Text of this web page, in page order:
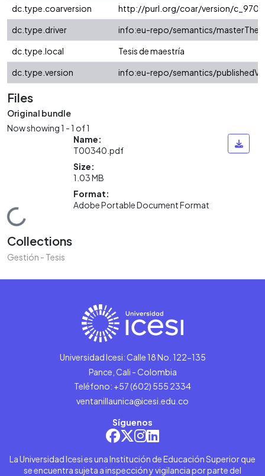
dc.type.coarversion
http://purl.org/coar/version/
dc.type.driver
info:eu-repo/semantics/
dc.type.local
Tesis de maestría
dc.type.version
info:eu-repo/semantics/
Files
Original bundle
Now showing1 - 1 of 1
Loading...
Name:
T00340.pdf
Size:
1.03 MB
Format:
Adobe Portable Document Format
Collections
Gestión - Tesis
Universidad Icesi: Calle 18 No. 122-135
Pance, Cali - Colombia
Teléfono: +57 (602) 555 2334
ventanillaunica@icesi.edu.co
Síguenos
La Universidad Icesi es una Institución de Educación Superior que
se encuentra sujeta a inspección y vigilancia por parte del